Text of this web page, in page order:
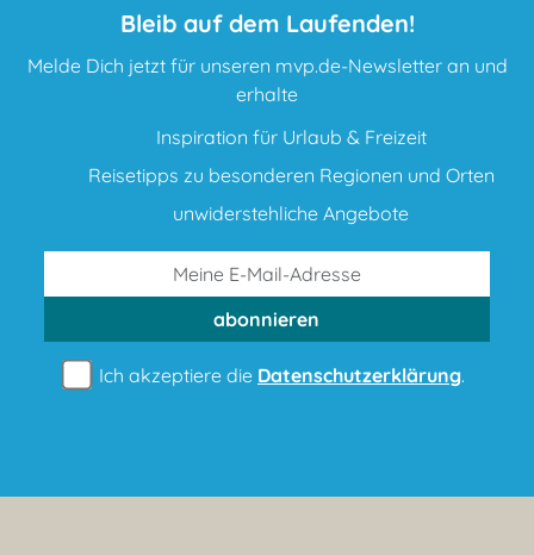
Bleib auf dem Laufenden!
Melde Dich jetzt für unseren mvp.de-Newsletter an und
erhalte
Inspiration für Urlaub & Freizeit
Reisetipps zu besonderen Regionen und Orten
unwiderstehliche Angebote
abonnieren
Ich akzeptiere die Datenschutzerklärung.